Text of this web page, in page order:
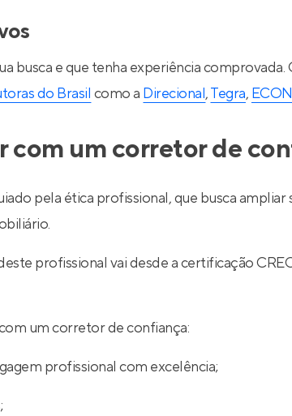
busca e que tenha experiência
do Brasil como a Direcional,Tegra, ECON
com um corretor de
pela ética profissional, que busca
profissional vai desde a certificação
um corretor de confiança:
profissional com excelência;